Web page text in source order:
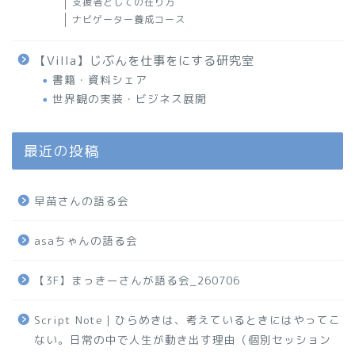
ナビゲーター養成コース
【Villa】じぶんを仕事をにする研究室
書籍・資料シェア
世界観の実装・ビジネス展開
最近の投稿
早苗さんの語る会
asaちゃんの語る会
【3F】まっきーさんが語る会_260706
Script Note｜ひらめきは、考えているときにはやってこ
ない。日常の中で人生が動き出す理由（個別セッション